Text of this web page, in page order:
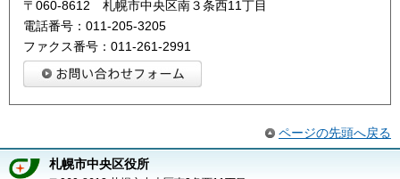
〒060-8612 札幌市中央区南３条西11丁目
電話番号：011-205-3205
ファクス番号：011-261-2991
ページの先頭へ戻る
札幌市中央区役所